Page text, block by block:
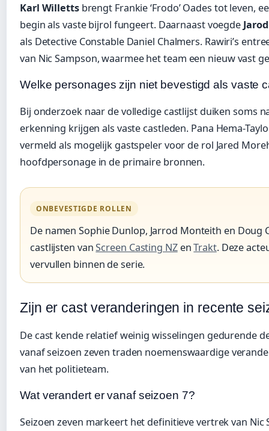
Karl Willettsbrengt Frankie ‘Frodo’ Oades tot leven,
begin als vaste bijrol fungeert. Daarnaast voegde
als Detective Constable Daniel Chalmers. Rawiri’s
van Nic Sampson, waarmee het team een nieuw vast
Welke personages zijn niet bevestigd als vaste
Bij onderzoek naar de volledige castlijst duiken soms
erkenning krijgen als vaste castleden. Pana Hema-
vermeld als mogelijk gastspeler voor de rol Jared
hoofdpersonage in de primaire bronnen.
ONBEVESTIGDE ROLLEN
De namen Sophie Dunlop, Jarrod Monteith en
castlijsten vanScreen Casting NZenTrakt. Deze
vervullen binnen de serie.
Zijn er cast veranderingen in recente
De cast kende relatief weinig wisselingen gedurende
vanaf seizoen zeven traden noemenswaardige
van het politieteam.
Wat verandert er vanaf seizoen 7?
Seizoen zeven markeert het definitieve vertrek van Nic